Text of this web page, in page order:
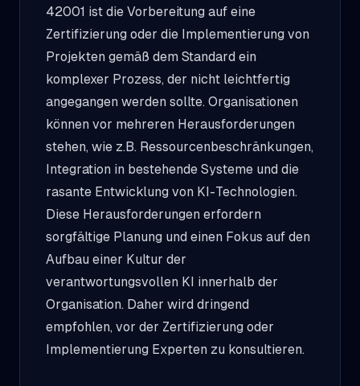
42001 ist die Vorbereitung auf eine
Zertifizierung oder die Implementierung von
Projekten gemäß dem Standard ein
komplexer Prozess, der nicht leichtfertig
angegangen werden sollte. Organisationen
können vor mehreren Herausforderungen
stehen, wie z.B. Ressourcenbeschränkungen,
Integration in bestehende Systeme und die
rasante Entwicklung von KI-Technologien.
Diese Herausforderungen erfordern
sorgfältige Planung und einen Fokus auf den
Aufbau einer Kultur der
verantwortungsvollen KI innerhalb der
Organisation. Daher wird dringend
empfohlen, vor der Zertifizierung oder
Implementierung Experten zu konsultieren.